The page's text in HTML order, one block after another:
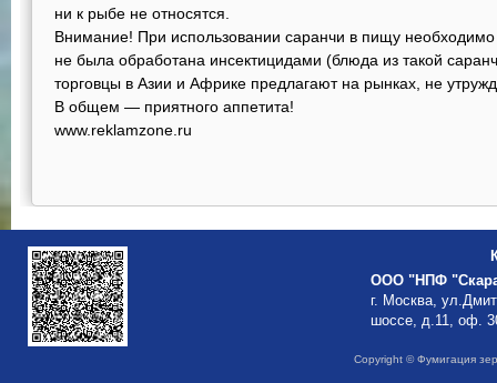
ни к рыбе не относятся.
Внимание! При использовании саранчи в пищу необходимо
не была обработана инсектицидами (блюда из такой
торговцы в Азии и Африке предлагают на рынках, не
В общем — приятного аппетита!
www.reklamzone.ru
ООО "НПФ
г. Москва,
шоссе, д.11, оф.
Copyright © Фумигация